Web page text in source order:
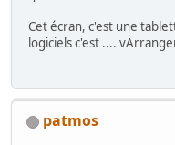
Cet écran, c'est une
logiciels c'est ....
patmos